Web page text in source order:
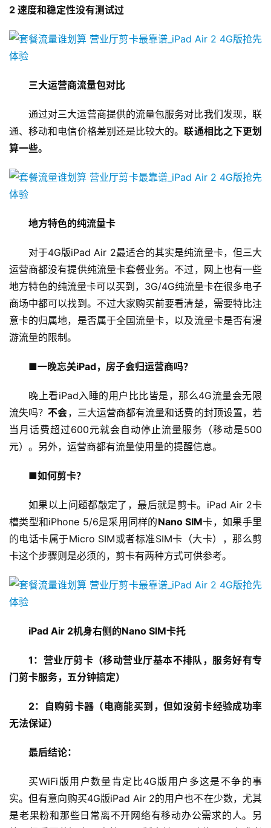
2 速度和稳定性没有测试过
三大运营商流量包对比
通过对三大运营商提供的流量包服务对比我们发现，联
通、移动和电信价格差别还是比较大的。联通相比之下更划
算一些。
地方特色的纯流量卡
对于4G版iPad Air 2最适合的其实是纯流量卡，但三大
运营商都没有提供纯流量卡套餐业务。不过，网上也有一些
地方特色的纯流量卡可以买到，3G/4G纯流量卡在很多电子
商场中都可以找到。不过大家购买前要看清楚，需要特比注
意卡的归属地，是否属于全国流量卡，以及流量卡是否有漫
游流量的限制。
■一晚忘关iPad，房子会归运营商吗？
晚上看iPad入睡的用户比比皆是，那么4G流量会无限
流失吗？不会，三大运营商都有流量和话费的封顶设置，若
当月话费超过600元就会自动停止流量服务（移动是500
元）。另外，运营商都有流量使用量的提醒信息。
■如何剪卡？
如果以上问题都敲定了，最后就是剪卡。iPad Air 2卡
槽类型和iPhone 5/6是采用同样的Nano SIM卡，如果手里
的电话卡属于Micro SIM或者标准SIM卡（大卡），那么剪
卡这个步骤则是必须的，剪卡有两种方式可供参考。
iPad Air 2机身右侧的Nano SIM卡托
1：营业厅剪卡（移动营业厅基本不排队，服务好有专
门剪卡服务，五分钟搞定）
2：自购剪卡器（电商能买到，但如没剪卡经验成功率
无法保证）
最后结论：
买WiFi版用户数量肯定比4G版用户多这是不争的事
实。但有意向购买4G版iPad Air 2的用户也不在少数，尤其
是老果粉和那些日常离不开网络有移动办公需求的人。另